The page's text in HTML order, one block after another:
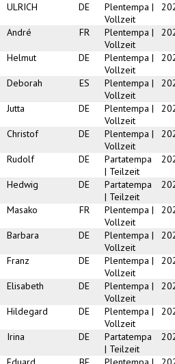
ULRICH DE
Plentempa |
Vollzeit
André FR
Plentempa |
Vollzeit
Helmut DE
Plentempa |
Vollzeit
Deborah ES
Plentempa |
Vollzeit
Jutta DE
Plentempa |
Vollzeit
Christof DE
Plentempa |
Vollzeit
Rudolf DE
Partatempa
| Teilzeit
Hedwig DE
Partatempa
| Teilzeit
Masako FR
Plentempa |
Vollzeit
Barbara DE
Plentempa |
Vollzeit
Franz DE
Plentempa |
Vollzeit
Elisabeth DE
Plentempa |
Vollzeit
Hildegard DE
Plentempa |
Vollzeit
Irina DE
Partatempa
| Teilzeit